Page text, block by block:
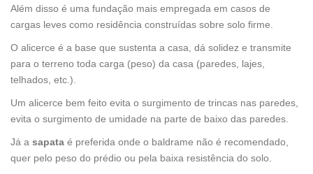
Além disso é uma fundação mais empregada em casos de
cargas leves como residência construídas sobre solo firme.
O alicerce é a base que sustenta a casa, dá solidez e transmite
para o terreno toda carga (peso) da casa (paredes, lajes,
telhados, etc.).
Um alicerce bem feito evita o surgimento de trincas nas paredes,
evita o surgimento de umidade na parte de baixo das paredes.
Já a sapata é preferida onde o baldrame não é recomendado,
quer pelo peso do prédio ou pela baixa resistência do solo.